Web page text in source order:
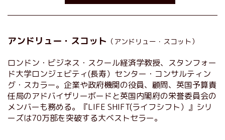
アンドリュー・スコット （アンドリュー・スコット）
ロンドン・ビジネス・スクール経済学教授、スタンフォー
ド大学ロンジェビティ(長寿）センター・コンサルティン
グ・スカラー。企業や政府機関の役員、顧問、英国予算責
任局のアドバイザリーボードと英国内閣府の栄誉委員会の
メンバーも務める。『LIFE SHIFT(ライフシフト）』シリ
ーズは70万部を突破する大ベストセラー。